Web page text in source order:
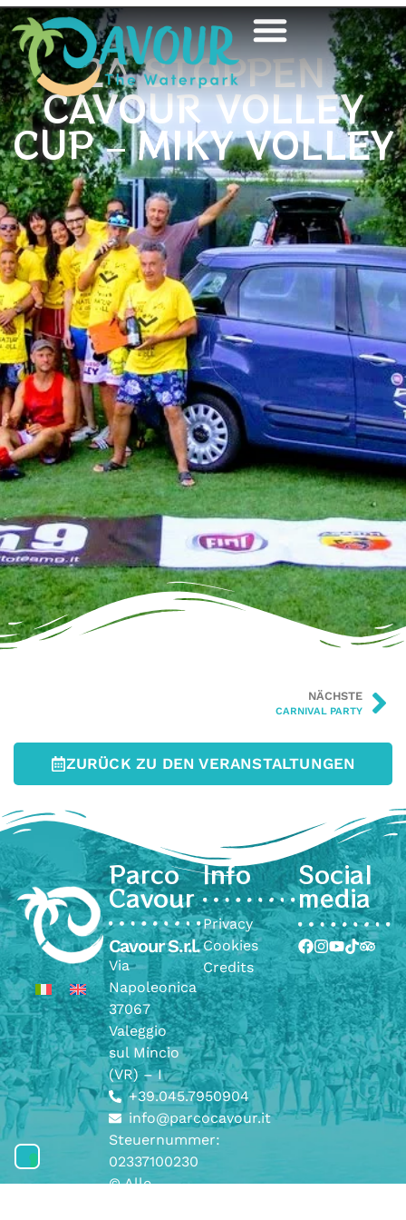
2^ STOPPEN
CAVOUR VOLLEY
CUP – MIKY VOLLEY
NÄCHSTE
CARNIVAL PARTY
ZURÜCK ZU DEN VERANSTALTUNGEN
Parco
Cavour
Cavour S.r.l.
Via
Napoleonica
37067
Valeggio
sul Mincio
(VR) – I
+39.045.7950904
info@parcocavour.it
Steuernummer:
02337100230
© Alle
Info
Privacy
Cookies
Credits
Social
media